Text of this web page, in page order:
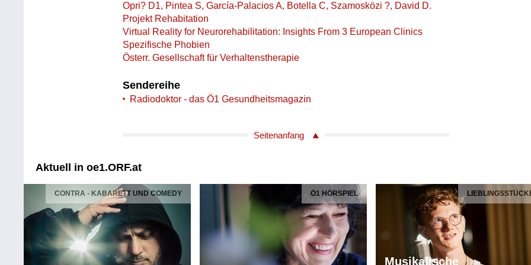
Opri? D1, Pintea S, García-Palacios A, Botella C, Szamosközi ?, David D.
Projekt Rehabitation
Virtual Reality for Neurorehabilitation: Insights From 3 European Clinics
Spezifische Phobien
Österr. Gesellschaft für Verhaltenstherapie
Sendereihe
Radiodoktor - das Ö1 Gesundheitsmagazin
Seitenanfang
Aktuell in oe1.ORF.at
CONTRA - KABARETT UND COMEDY Ö1 HÖRSPIEL
Musikalische